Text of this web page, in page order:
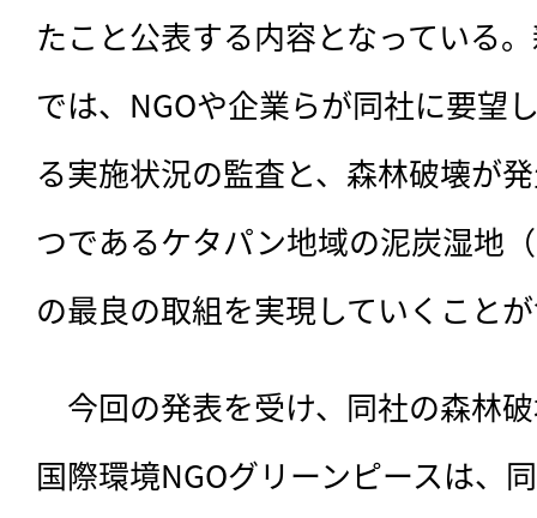
たこと公表する内容となっている
では、NGOや企業らが同社に要望
る実施状況の監査と、森林破壊が
つであるケタパン地域の泥炭湿地
の最良の取組を実現していくこと
今回の発表を受け、同社の森林
国際環境NGOグリーンピースは、